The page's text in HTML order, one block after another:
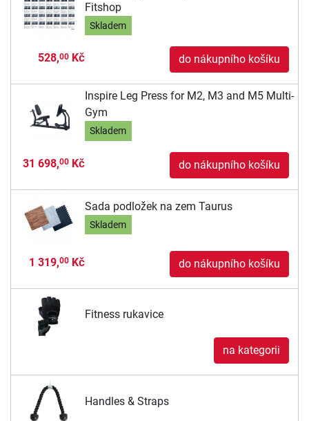
Fitshop
Skladem
528,00Kč do nákupního košíku
Inspire Leg Press for M2, M3 and M5 Multi-
Gym
Skladem
31 698,00Kč do nákupního košíku
Sada podložek na zem Taurus
Skladem
1 319,00Kč do nákupního košíku
Fitness rukavice
na kategorii
Handles & Straps